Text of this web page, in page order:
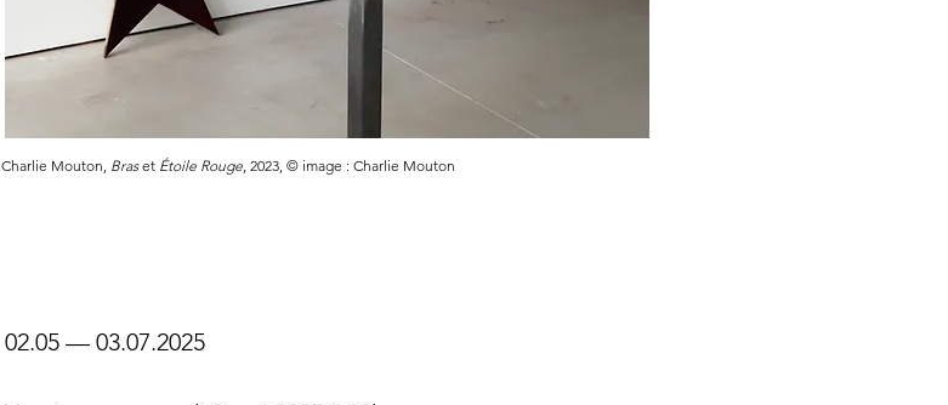
Charlie Mouton, Braset Étoile Rouge, 2023, © image : Charlie Mouton
02.05 — 03.07.2025